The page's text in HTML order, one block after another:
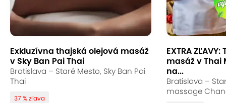
Exkluzívna thajská olejová masáž
v Sky Ban Pai Thai
Bratislava – Staré Mesto, Sky Ban Pai
Thai
37 % zľava
EXTRA
masáž v Thai
na...
Bratislava –
massage